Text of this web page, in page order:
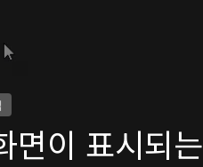
면이 표시되는